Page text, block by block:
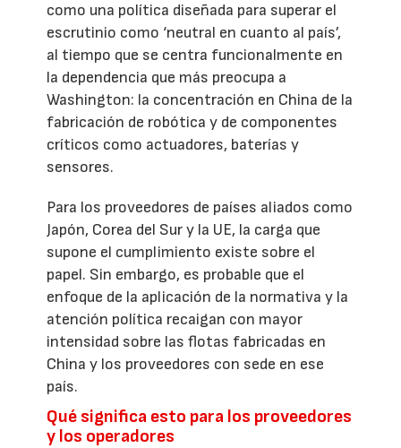
como una política diseñada para superar el
escrutinio como ‘neutral en cuanto al país’,
al tiempo que se centra funcionalmente en
la dependencia que más preocupa a
Washington: la concentración en China de la
fabricación de robótica y de componentes
críticos como actuadores, baterías y
sensores.
Para los proveedores de países aliados como
Japón, Corea del Sur y la UE, la carga que
supone el cumplimiento existe sobre el
papel. Sin embargo, es probable que el
enfoque de la aplicación de la normativa y la
atención política recaigan con mayor
intensidad sobre las flotas fabricadas en
China y los proveedores con sede en ese
país.
Qué significa esto para los proveedores
y los operadores